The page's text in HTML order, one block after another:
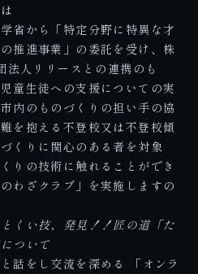
省から「特定分野に特異な才
推進事業」の委託を受け、株
人リリースとの連携のも
童生徒への支援についての実
内のものづくりの担い手の協
を抱える不登校又は不登校傾
くりに関心のある者を対象
りの技術に触れることができ
わざクラブ」を実施しますの
くい技、発見！！匠の道「た
ついて
話をし交流を深める 「オンラ